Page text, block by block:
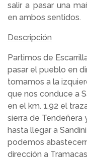
salir a pasar una
en ambos sentidos.
Descripción
Partimos de
pasar el pueblo en
tomamos a la
que nos conduce a
en el km. 1,92 el
sierra de Tendeñera
hasta llegar a
podemos
dirección a